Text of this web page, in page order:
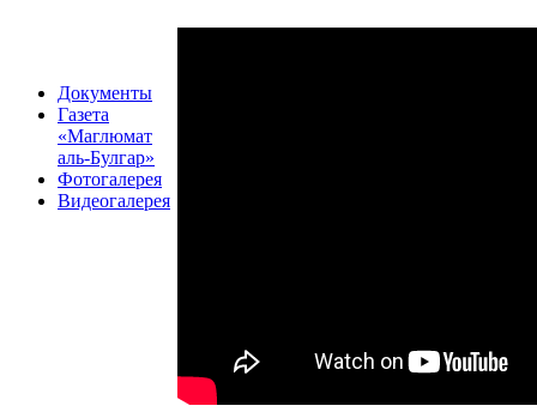
Документы
Газета
«Маглюмат
аль-Булгар»
Фотогалерея
Видеогалерея